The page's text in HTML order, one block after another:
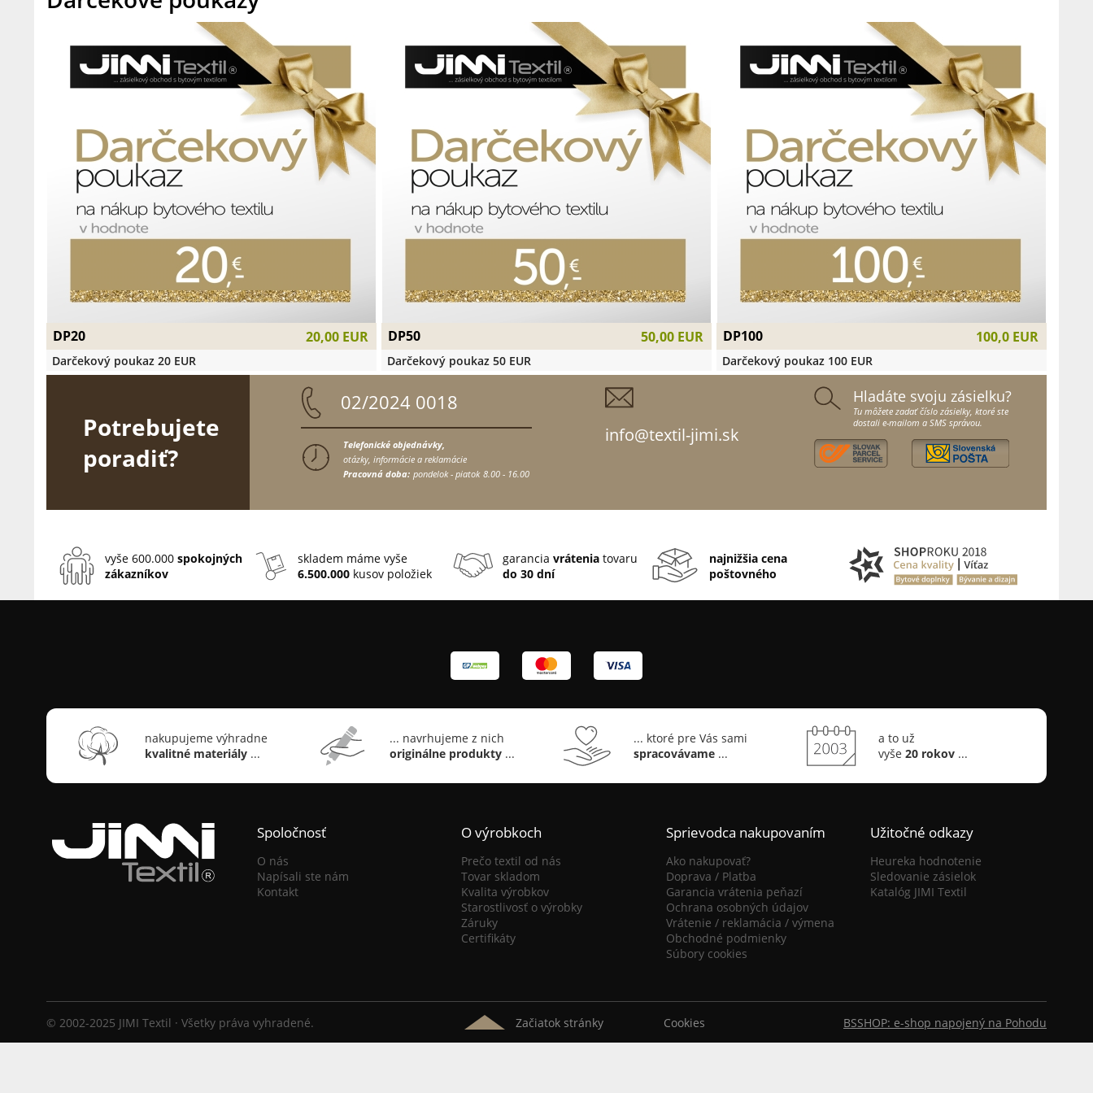
DP20 20,00 EUR
Darčekový poukaz 20 EUR
DP50 50,00 EUR
Darčekový poukaz 50 EUR
DP100 100,0 EUR
Darčekový poukaz 100 EUR
Potrebujete
poradiť?
02/2024 0018
Telefonické objednávky,
otázky, informácie a reklamácie
Pracovná doba: pondelok - piatok 8.00 - 16.00
info@textil-jimi.sk
Hladáte svoju zásielku?
Tu môžete zadať číslo zásielky, ktoré ste
dostali e-mailom a SMS správou.
vyše 600.000spokojných
zákazníkov
skladem máme vyše
6.500.000kusov položiek
garanciavrátenia tovaru
do 30 dní
najnižšia cena
poštovného
Spoločnosť
O nás
Napísali ste nám
Kontakt
O výrobkoch
Prečo textil od nás
Tovar skladom
Kvalita výrobkov
Starostlivosť o výrobky
Záruky
Certifikáty
Sprievodca nakupovaním
Ako nakupovať?
Doprava / Platba
Garancia vrátenia peňazí
Ochrana osobných údajov
Vrátenie / reklamácia / výmena
Obchodné podmienky
Súbory cookies
Užitočné odkazy
Heureka hodnotenie
Sledovanie zásielok
Katalóg JIMI Textil
© 2002-2025 JIMI Textil · Všetky práva vyhradené. Začiatok stránky BSSHOP: e-shop napojený na Pohodu
Cookies
nakupujeme výhradne
kvalitné materiály ...
... navrhujeme z nich
originálne produkty...
... ktoré pre Vás sami
spracovávame ...
a to už
vyše 20 rokov...